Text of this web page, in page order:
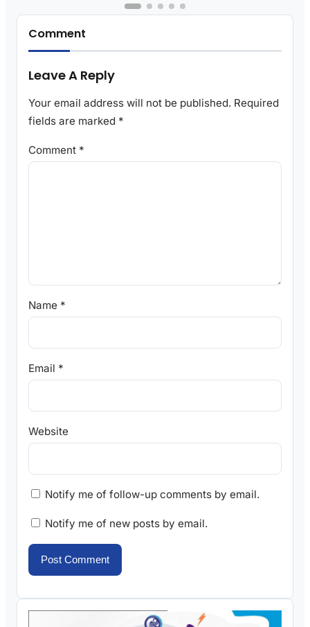
Comment
Leave A Reply
Your email address will not be published. Required
fields are marked *
Comment *
Name *
Email *
Website
Notify me of follow-up comments by email.
Notify me of new posts by email.